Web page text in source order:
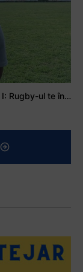
Mohamed Salhi, vicecampion național juniori I: Rugby-ul te învață să accepți și înfrângerile